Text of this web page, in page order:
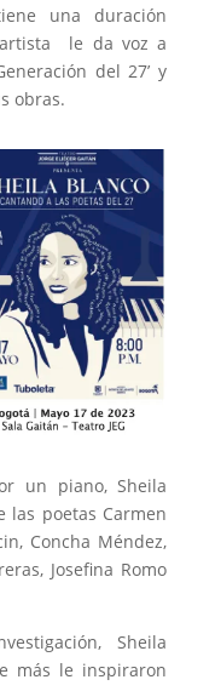
una duración
le da voz a
del 27’ y
obras.
un piano, Sheila
las poetas Carmen
Concha Méndez,
Josefina Romo
Sheila
más le inspiraron